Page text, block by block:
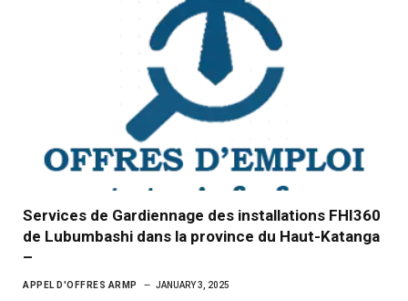
Services de Gardiennage des installations FHI360
de Lubumbashi dans la province du Haut-Katanga
–
APPEL D'OFFRES ARMP JANUARY 3, 2025